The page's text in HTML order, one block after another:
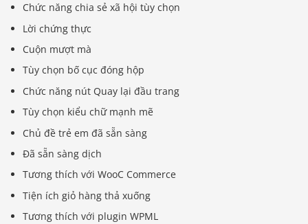
Chức năng chia sẻ xã hội tùy chọn
Lời chứng thực
Cuộn mượt mà
Tùy chọn bố cục đóng hộp
Chức năng nút Quay lại đầu trang
Tùy chọn kiểu chữ mạnh mẽ
Chủ đề trẻ em đã sẵn sàng
Đã sẵn sàng dịch
Tương thích với WooC Commerce
Tiện ích giỏ hàng thả xuống
Tương thích với plugin WPML